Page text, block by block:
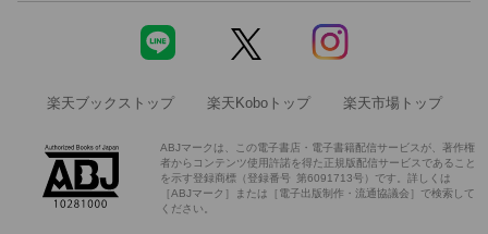
絵本・児童書
楽天ブックストップ 楽天Koboトップ 楽天市場トップ
ABJマークは、この電子書店・電子書籍配信サービスが、著作権
者からコンテンツ使用許諾を得た正規版配信サービスであること
を示す登録商標（登録番号 第6091713号）です。詳しくは
［ABJマーク］または［電子出版制作・流通協議会］で検索して
ください。